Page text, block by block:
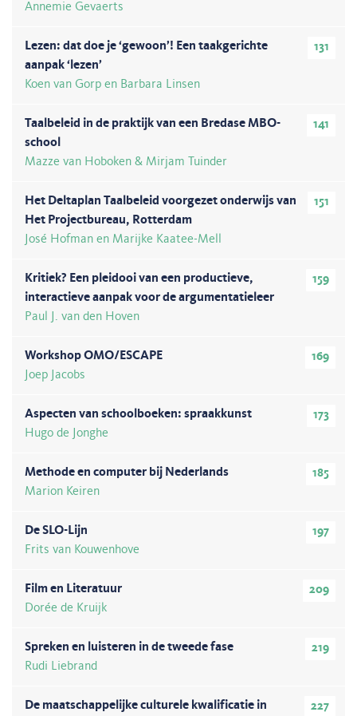
Annemie Gevaerts
131
Lezen: dat doe je ‘gewoon’! Een taakgerichte
aanpak ‘lezen’
Koen van Gorp en Barbara Linsen
141
Taalbeleid in de praktijk van een Bredase MBO-
school
Mazze van Hoboken & Mirjam Tuinder
151
Het Deltaplan Taalbeleid voorgezet onderwijs van
Het Projectbureau, Rotterdam
José Hofman en Marijke Kaatee-Mell
159
Kritiek? Een pleidooi van een productieve,
interactieve aanpak voor de argumentatieleer
Paul J. van den Hoven
169
Workshop OMO/ESCAPE
Joep Jacobs
173
Aspecten van schoolboeken: spraakkunst
Hugo de Jonghe
185
Methode en computer bij Nederlands
Marion Keiren
197
De SLO-Lijn
Frits van Kouwenhove
209
Film en Literatuur
Dorée de Kruijk
219
Spreken en luisteren in de tweede fase
Rudi Liebrand
227
De maatschappelijke culturele kwalificatie in